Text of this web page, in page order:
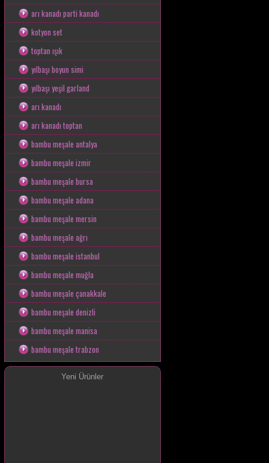
arı kanadı parti kanadı
kotyon set
toptan ışık
yılbaşı boyun simi
yılbaşı yeşil garland
arı kanadı
arı kanadı toptan
bambu meşale antalya
bambu meşale izmir
bambu meşale bursa
bambu meşale adana
bambu meşale mersin
bambu meşale ağrı
bambu meşale istanbul
bambu meşale muğla
bambu meşale çanakkale
bambu meşale denizli
bambu meşale manisa
bambu meşale trabzon
Yeni Ürünler